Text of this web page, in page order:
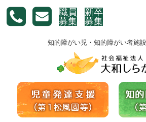
職員
募集
新卒
募集
知的障がい児・知的障がい者施